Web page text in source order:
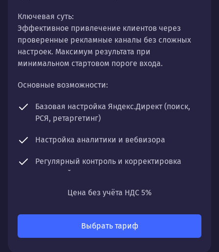
Ключевая суть:
Эффективное привлечение клиентов через
проверенные рекламные каналы без сложных
настроек. Максимум результата при
минимальном стартовом пороге входа.
Основные возможности:
Базовая настройка Яндекс.Директ (поиск,
РСЯ, ретаргетинг)
Настройка аналитики и вебвизора
Регулярный контроль и корректировка
кампаний
Отчетность по ключевым показателям
Что получите:
Стабильный поток заявок с минимальными
временными затратами. Понятную систему
Цена без учёта НДС 5%
Выбрать тариф